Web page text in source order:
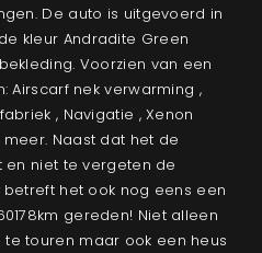
De auto is uitgevoerd in
kleur Andradite Green
Voorzien van een
Airscarf nek verwarming ,
, Navigatie , Xenon
Naast dat het de
niet te vergeten de
het ook nog eens een
gereden! Niet alleen
touren maar ook een heus